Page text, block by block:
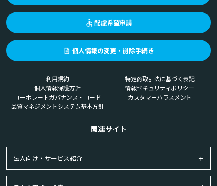
配慮希望申請
個人情報の変更・削除手続き
利用規約
特定商取引法に基づく表記
個人情報保護方針
情報セキュリティポリシー
コーポレートガバナンス・コード
カスタマーハラスメント
品質マネジメントシステム基本方針
関連サイト
法人向け・サービス紹介